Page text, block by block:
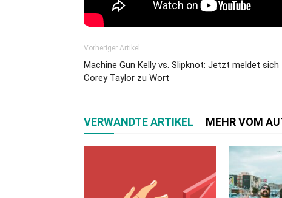
Vorheriger Artikel
Machine Gun Kelly vs. Slipknot: Jetzt meldet sich
Corey Taylor zu Wort
VERWANDTE ARTIKEL MEHR VOM